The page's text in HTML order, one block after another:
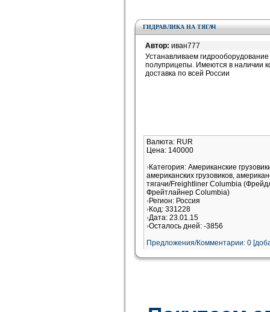
ГИДРАВЛИКА НА ТЯГАЧ
Автор: иван777
Устанавливаем
полуприцепы. Имеются в наличии
доставка по всей России
Валюта: RUR
Цена: 140000
Категория: Американские
американских грузовиков,
тягачи/Freightliner Columbia
Фрейтлайнер Columbia)
Регион: Россия
Код: 331228
Дата: 23.01.15
Осталось дней: -3856
Предложения/Комментарии: 0